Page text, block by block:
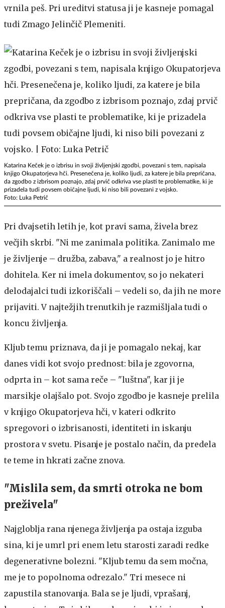
vrnila peš. Pri ureditvi statusa ji je kasneje pomagal
tudi Zmago Jelinčič Plemeniti.
Katarina Keček je o izbrisu in svoji življenjski zgodbi, povezani s tem, napisala
knjigo Okupatorjeva hči. Presenečena je, koliko ljudi, za katere je bila prepričana,
da zgodbo z izbrisom poznajo, zdaj prvič odkriva vse plasti te problematike, ki je
prizadela tudi povsem običajne ljudi, ki niso bili povezani z vojsko.
Foto: Luka Petrič
Pri dvajsetih letih je, kot pravi sama, živela brez
večjih skrbi. "Ni me zanimala politika. Zanimalo me
je življenje – družba, zabava," a realnost jo je hitro
dohitela. Ker ni imela dokumentov, so jo nekateri
delodajalci tudi izkoriščali – vedeli so, da jih ne more
prijaviti. V najtežjih trenutkih je razmišljala tudi o
koncu življenja.
Kljub temu priznava, da ji je pomagalo nekaj, kar
danes vidi kot svojo prednost: bila je zgovorna,
odprta in – kot sama reče – "luštna", kar ji je
marsikje olajšalo pot. Svojo zgodbo je kasneje prelila
v knjigo Okupatorjeva hči, v kateri odkrito
spregovori o izbrisanosti, identiteti in iskanju
prostora v svetu. Pisanje je postalo način, da predela
te teme in hkrati začne znova.
"Mislila sem, da smrti otroka ne bom
preživela"
Najgloblja rana njenega življenja pa ostaja izguba
sina, ki je umrl pri enem letu starosti zaradi redke
degenerativne bolezni. "Kljub temu da sem močna,
me je to popolnoma odrezalo." Tri mesece ni
zapustila stanovanja. Bala se je ljudi, vprašanj,